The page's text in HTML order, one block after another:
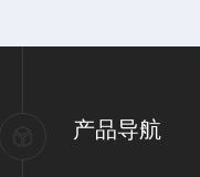
产品导航